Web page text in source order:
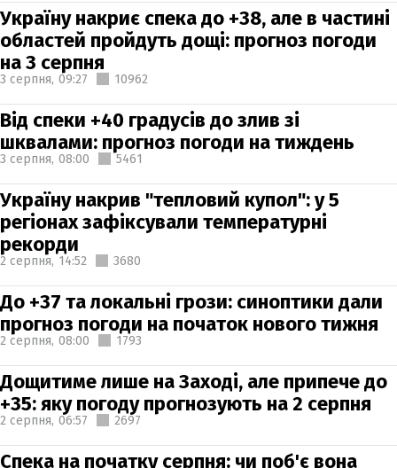
Україну накриє спека до +38, але в частині
областей пройдуть дощі: прогноз погоди
на 3 серпня
3 серпня, 09:27 10962
Від спеки +40 градусів до злив зі
шквалами: прогноз погоди на тиждень
3 серпня, 08:00 5461
Україну накрив "тепловий купол": у 5
регіонах зафіксували температурні
рекорди
2 серпня, 14:52 3680
До +37 та локальні грози: синоптики дали
прогноз погоди на початок нового тижня
2 серпня, 08:00 1793
Дощитиме лише на Заході, але припече до
+35: яку погоду прогнозують на 2 серпня
2 серпня, 06:57 2697
Спека на початку серпня: чи поб'є вона